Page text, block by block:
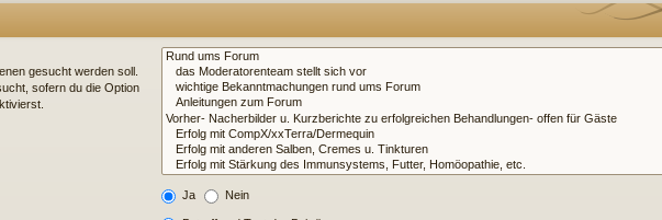
gesucht werden soll.
sofern du die Option
Ja Nein